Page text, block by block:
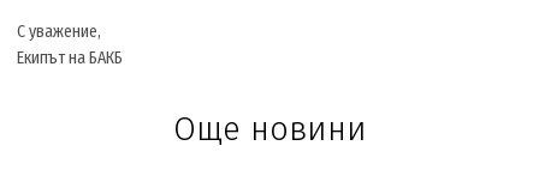
С уважение,
Екипът на БАКБ
Още новини